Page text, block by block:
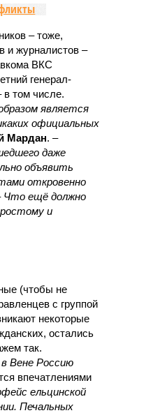
– тоже,
и журналистов –
ВКС
генерал-
в том числе.
является
официальных
Мардан. –
даже
объявить
откровенно
Что ещё должно
и
(чтобы не
с группой
некоторые
остались
так.
Вене Россию
впечатлениями
ельцинской
Печальных